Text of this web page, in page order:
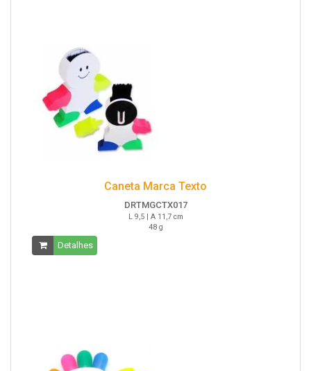
Caneta Marca Texto
DRTMGCTX017
L 9,5 | A 11,7 cm
48 g
Detalhes